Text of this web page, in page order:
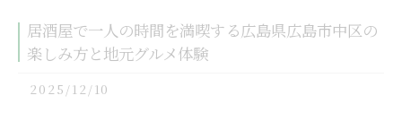
居酒屋で一人の時間を満喫する広島県広島市中区の
楽しみ方と地元グルメ体験
2025/12/10